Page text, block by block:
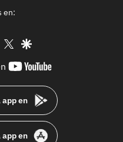
en:
instagram
twittergoogle
youtube-
en
en